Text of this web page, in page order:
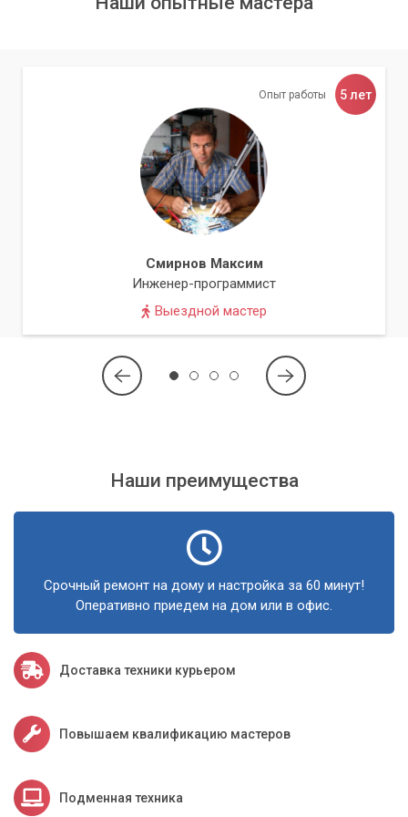
удовлетворить потребности наших клиентов.
Опыт работы 5 лет
Смирнов Максим
Инженер-программист
Выездной мастер
Наши преимущества
Срочный ремонт на дому и настройка за 60 минут!
Оперативно приедем на дом или в офис.
Доставка техники курьером
Повышаем квалификацию мастеров
Подменная техника